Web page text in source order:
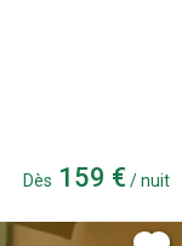
Dès 159 € / nuit